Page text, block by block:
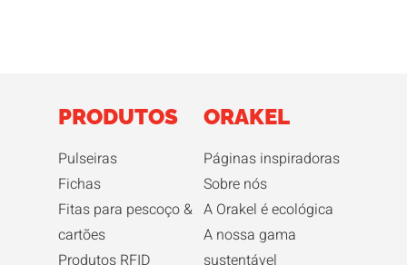
PRODUTOS
Pulseiras
Fichas
Fitas para pescoço &
cartões
Produtos RFID
ORAKEL
Páginas inspiradoras
Sobre nós
A Orakel é ecológica
A nossa gama
sustentável